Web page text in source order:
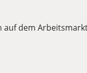
auf dem